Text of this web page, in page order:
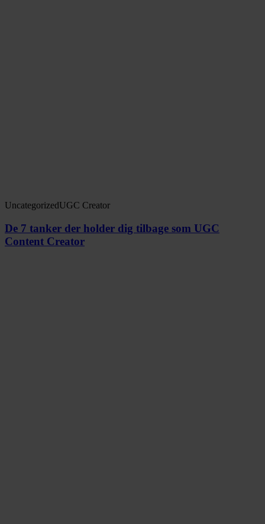
UncategorizedUGC Creator
De 7 tanker der holder dig tilbage som UGC
Content Creator